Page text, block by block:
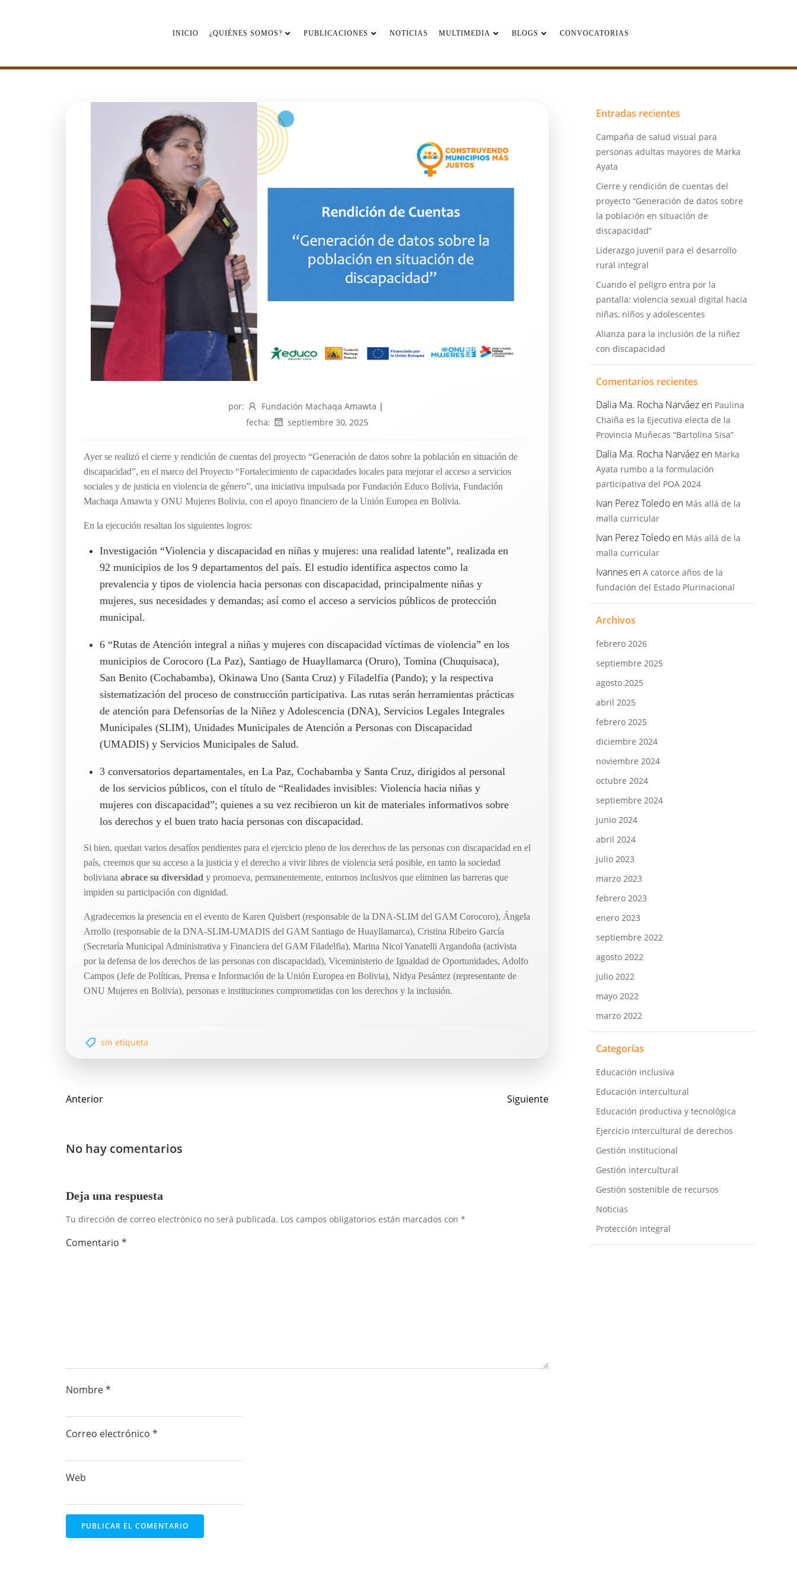
INICIO ¿QUIÉNES SOMOS? PUBLICACIONES NOTICIAS MULTIMEDIA BLOGS CONVOCATORIAS
por: Fundación Machaqa Amawta |
fecha:
septiembre 30, 2025
Ayer se realizó el cierre y rendición de cuentas del proyecto “Generación de datos sobre la población en situación de
discapacidad”, en el marco del Proyecto “Fortalecimiento de capacidades locales para mejorar el acceso a servicios
sociales y de justicia en violencia de género”, una iniciativa impulsada por Fundación Educo Bolivia, Fundación
Machaqa Amawta y ONU Mujeres Bolivia, con el apoyo financiero de la Unión Europea en Bolivia.
En la ejecución resaltan los siguientes logros:
Investigación “Violencia y discapacidad en niñas y mujeres: una realidad latente”, realizada en
92 municipios de los 9 departamentos del país. El estudio identifica aspectos como la
prevalencia y tipos de violencia hacia personas con discapacidad, principalmente niñas y
mujeres, sus necesidades y demandas; así como el acceso a servicios públicos de protección
municipal.
6 “Rutas de Atención integral a niñas y mujeres con discapacidad víctimas de violencia” en los
municipios de Corocoro (La Paz), Santiago de Huayllamarca (Oruro), Tomina (Chuquisaca),
San Benito (Cochabamba), Okinawa Uno (Santa Cruz) y Filadelfia (Pando); y la respectiva
sistematización del proceso de construcción participativa. Las rutas serán herramientas prácticas
de atención para Defensorías de la Niñez y Adolescencia (DNA), Servicios Legales Integrales
Municipales (SLIM), Unidades Municipales de Atención a Personas con Discapacidad
(UMADIS) y Servicios Municipales de Salud.
3 conversatorios departamentales, en La Paz, Cochabamba y Santa Cruz, dirigidos al personal
de los servicios públicos, con el título de “Realidades invisibles: Violencia hacia niñas y
mujeres con discapacidad”; quienes a su vez recibieron un kit de materiales informativos sobre
los derechos y el buen trato hacia personas con discapacidad.
Si bien, quedan varios desafíos pendientes para el ejercicio pleno de los derechos de las personas con discapacidad en el
país, creemos que su acceso a la justicia y el derecho a vivir libres de violencia será posible, en tanto la sociedad
boliviana abrace su diversidad y promueva, permanentemente, entornos inclusivos que eliminen las barreras que
impiden su participación con dignidad.
Agradecemos la presencia en el evento de Karen Quisbert (responsable de la DNA-SLIM del GAM Corocoro), Ángela
Arrollo (responsable de la DNA-SLIM-UMADIS del GAM Santiago de Huayllamarca), Cristina Ribeiro García
(Secretaría Municipal Administrativa y Financiera del GAM Filadelfia), Marina Nicol Yanatelli Argandoña (activista
por la defensa de los derechos de las personas con discapacidad), Viceministerio de Igualdad de Oportunidades, Adolfo
Campos (Jefe de Políticas, Prensa e Información de la Unión Europea en Bolivia), Nidya Pesántez (representante de
ONU Mujeres en Bolivia), personas e instituciones comprometidas con los derechos y la inclusión.
sin etiqueta
Navegación
entradas
Anterior
Navegación
Siguiente
No hay comentarios
Deja una respuesta
Tu dirección de correo electrónico no será publicada. Los campos obligatorios están marcados con *
Comentario *
Nombre*
Correo electrónico *
Web
Entradas recientes
Campaña de salud visual para
personas adultas mayores de Marka
Ayata
Cierre y rendición de cuentas del
proyecto “Generación de datos sobre
la población en situación de
discapacidad”
Liderazgo juvenil para el desarrollo
rural integral
Cuando el peligro entra por la
pantalla: violencia sexual digital hacia
niñas, niños y adolescentes
Alianza para la inclusión de la niñez
con discapacidad
Comentarios recientes
Dalia Ma. Rocha Narváez en Paulina
Chaiña es la Ejecutiva electa de la
Provincia Muñecas “Bartolina Sisa”
Dalia Ma. Rocha Narváez en Marka
Ayata rumbo a la formulación
participativa del POA 2024
Ivan Perez Toledo en Más allá de la
malla curricular
Ivan Perez Toledo en Más allá de la
malla curricular
Ivannes en A catorce años de la
fundación del Estado Plurinacional
Archivos
febrero 2026
septiembre 2025
agosto 2025
abril 2025
febrero 2025
diciembre 2024
noviembre 2024
octubre 2024
septiembre 2024
junio 2024
abril 2024
julio 2023
marzo 2023
febrero 2023
enero 2023
septiembre 2022
agosto 2022
julio 2022
mayo 2022
marzo 2022
Categorías
Educación inclusiva
Educación intercultural
Educación productiva y tecnológica
Ejercicio intercultural de derechos
Gestión institucional
Gestión intercultural
Gestión sostenible de recursos
Noticias
Protección integral